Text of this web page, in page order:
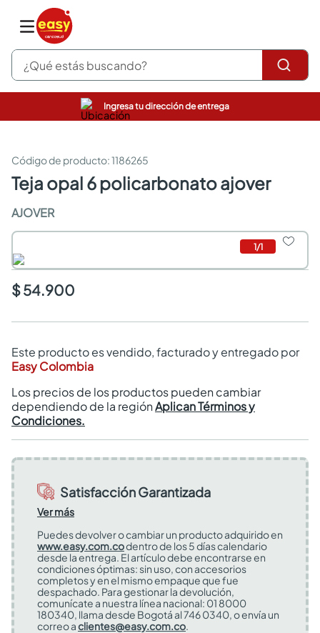
¿Qué estás buscando?
Ingresa tu dirección de entrega
:1186265
teja opal 6 policarbonato ajover
AJOVER
1/1
$ 54.900
Este producto es vendido, facturado y entregado por
Easy Colombia
Los precios de los productos pueden cambiar
dependiendo de la regiónAplican Términos y
Condiciones.
Satisfacción Garantizada
Ver más
Puedes devolver o cambiar un producto adquirido en
www.easy.com.codentro de los 5 días calendario
desde la entrega. El artículo debe encontrarse en
condiciones óptimas: sin uso, con accesorios
completos y en el mismo empaque que fue
despachado. Para gestionar la devolución,
comunícate a nuestra línea nacional: 01 8000
180340, llama desde Bogotá al 746 0340, o envía un
correo aclientes@easy.com.co.
pinturas
sanitarios
comedor
pisos
armarios closet
comedores
neveras